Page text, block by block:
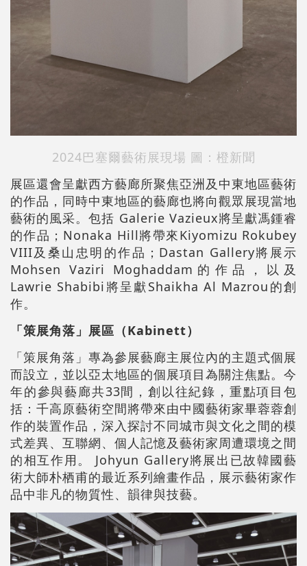
2024巴塞爾藝術展現場 圖：橙新聞
展區還會呈獻西方藝廊所聚焦亞洲及中東地區藝術
的作品，同時中東地區的藝廊也將向觀眾展現當地
藝術的風采。包括 Galerie Vazieux將呈獻馮鍾睿
的作品；Nonaka Hill將帶來Kiyomizu Rokubey
VIII及桑山忠明的作品；Dastan Gallery將展示
Mohsen Vaziri Moghaddam的作品，以及
Lawrie Shabibi將呈獻Shaikha Al Mazrou的創
作。
「策展角落」展區（Kabinett）
「策展角落」專為參展藝廊主展位內的主題式個展
而設立，並以亞太地區的個展項目為關注焦點。今
年的參與藝廊共33間，創以往紀錄，重點項目包
括：千高原藝術空間將帶來由中國藝術家畢蓉蓉創
作的裝置作品，深入探討不同城市與文化之間的模
式差異、互聯網、個人記憶及藝術家周遭環境之間
的相互作用。 Johyun Gallery將展出已故韓國藝
術大師朴栖甫的最近系列繪畫作品，展示藝術家作
品中非凡的物質性、韻律與技藝。